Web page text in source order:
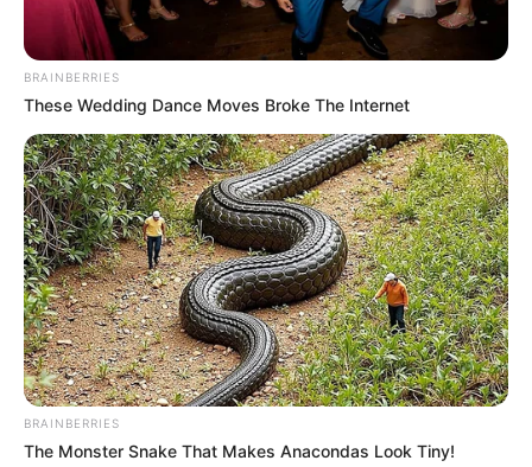
BRAINBERRIES
These Wedding Dance Moves Broke The Internet
BRAINBERRIES
The Monster Snake That Makes Anacondas Look Tiny!